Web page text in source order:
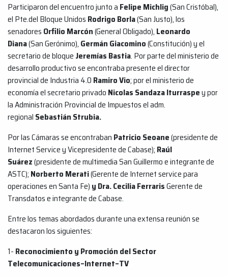
Participaron del encuentro junto a Felipe Michlig(San Cristóbal),
el Pte.del Bloque Unidos Rodrigo Borla(San Justo), los
senadores Orfilio Marcón(General Obligado), Leonardo
Diana(San Gerónimo), Germán Giacomino(Constitución) y el
secretario de bloque Jeremías Bastia. Por parte del ministerio de
desarrollo productivo se encontraba presente el director
provincial de Industria 4.0 Ramiro Vio; por el ministerio de
economía el secretario privado Nicolas Sandaza Iturraspey por
la Administración Provincial de Impuestos el adm.
regional Sebastián Strubia.
Por las Cámaras se encontraban Patricio Seoane(presidente de
Internet Service y Vicepresidente de Cabase); Raúl
Suárez(presidente de multimedia San Guillermo e integrante de
ASTC); Norberto Merati(Gerente de Internet service para
operaciones en Santa Fe) y Dra. Cecilia FerrarisGerente de
Transdatos e integrante de Cabase.
Entre los temas abordados durante una extensa reunión se
destacaron los siguientes:
1- Reconocimiento y Promoción del Sector
Telecomunicaciones–Internet–TV